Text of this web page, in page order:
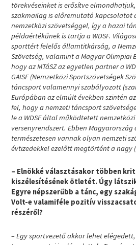
törekvéseinket is erősítve
szakmailag is előremutató kapcsolatot
nemzetközi szövetséggel, így a hazai
példaértékűnek is tartja a WDSF.
sporttért felelős államtitkárság, a
Szövetség, valamint a Magyar Olimpiai
hogy az MTáSZ az egyetlen partner a
GAISF (Nemzetközi Sportszövetségek
táncsport valamennyi szabályozott
Európában az elmúlt években szintén
fel, hogy a nemzeti táncsport
le a WDSF által működtetett
versenyrendszert. Ebben Magyarország
természetesen vannak olyan nemzeti
évtizedekkel ezelőtt megtörtént a nagy
– Elnökké választásakor többen
kiszélesítésének ötletét. Úgy
Egyre népszerűbb a tánc, egy
Volt-e valamiféle pozitív
részéről?
– Egy sportvezető akkor lehet